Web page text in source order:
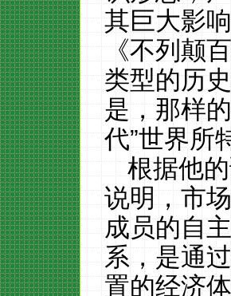
其巨大影
《不列颠
类型的历
是，那样的
代”世界所
根据他
说明，市
成员的自
系，是通
置的经济